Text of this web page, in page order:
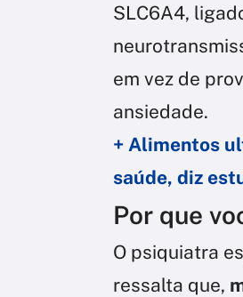
SLC6A4,
em vez de
ansiedade.
+ Alimentos
saúde, diz
Por que
O psiquiatra
ressalta que,